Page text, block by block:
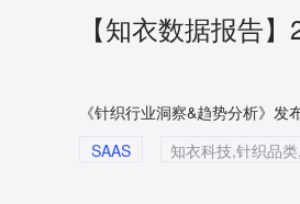
【知衣数据报告
SAAS